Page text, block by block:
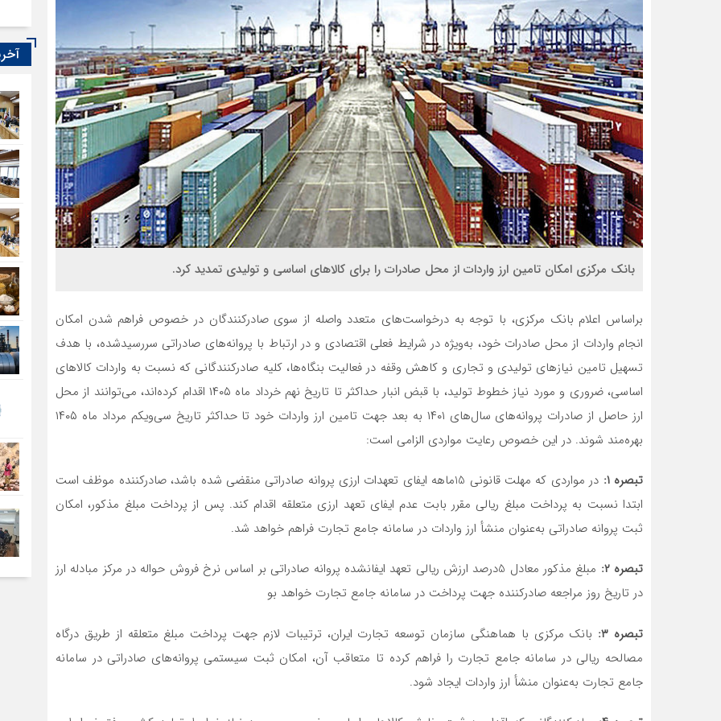
بانک مرکزی امکان تامین ارز واردات از محل صادرات را برای کالاهای اساسی و تولیدی تمدید کرد.
براساس اعلام بانک مرکزی، با توجه به درخواست‌های متعدد واصله از سوی صادرکنندگان در خصوص فراهم شدن امکان
انجام واردات از محل صادرات خود، به‌ویژه در شرایط فعلی اقتصادی و در ارتباط با پروانه‌های صادراتی سررسیدشده، با هدف
تسهیل تامین نیازهای تولیدی و تجاری و کاهش وقفه در فعالیت بنگاه‌ها، کلیه صادرکنندگانی که نسبت به واردات کالاهای
اساسی، ضروری و مورد نیاز خطوط تولید، با قبض انبار حداکثر تا تاریخ نهم خرداد ماه ۱۴۰۵ اقدام کرده‌اند، می‌توانند از محل
ارز حاصل از صادرات پروانه‌های سال‌های ۱۴۰۱ به بعد جهت تامین ارز واردات خود تا حداکثر تاریخ سی‌ویکم مرداد ماه ۱۴۰۵
بهره‌مند شوند. در این خصوص رعایت مواردی الزامی است:
تبصره ۱‌‌:
در مواردی که مهلت قانونی 15‌ماهه ایفای تعهدات ارزی پروانه صادراتی منقضی شده باشد، صادرکننده موظف است
ابتدا نسبت به پرداخت مبلغ ریالی مقرر بابت عدم ایفای تعهد ارزی متعلقه اقدام کند. پس از پرداخت مبلغ مذکور، امکان
ثبت پروانه صادراتی به‌عنوان منشأ ارز واردات در سامانه جامع تجارت فراهم خواهد شد.
تبصره ۲‌‌:
مبلغ مذکور معادل 5درصد ارزش ریالی تعهد ایفانشده پروانه صادراتی بر اساس نرخ فروش حواله در مرکز مبادله ارز
در تاریخ روز مراجعه صادرکننده جهت پرداخت در سامانه جامع تجارت خواهد بو
تبصره ۳‌‌:
بانک مرکزی با هماهنگی سازمان توسعه تجارت ایران، ترتیبات لازم جهت پرداخت مبلغ متعلقه از طریق درگاه
مصالحه ریالی در سامانه جامع تجارت را فراهم کرده تا متعاقب آن، امکان ثبت سیستمی پروانه‌های صادراتی در سامانه
جامع تجارت به‌عنوان منشأ ارز واردات ایجاد شود.